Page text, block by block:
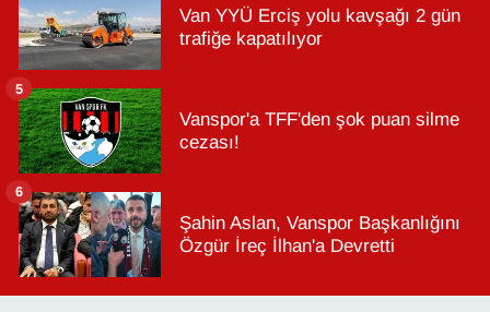
Van YYÜ Erciş yolu kavşağı 2 gün
trafiğe kapatılıyor
Vanspor'a TFF'den şok puan silme
cezası!
5
Şahin Aslan, Vanspor Başkanlığını
Özgür İreç İlhan'a Devretti
6